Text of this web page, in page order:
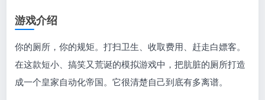
游戏介绍
你的厕所，你的规矩。打扫卫生、收取费用、赶走白嫖客。
在这款短小、搞笑又荒诞的模拟游戏中，把肮脏的厕所打造
成一个皇家自动化帝国。它很清楚自己到底有多离谱。